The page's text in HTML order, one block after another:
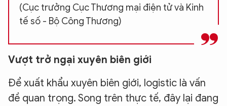
(Cục trưởng Cục Thương mại điện tử và Kinh
tế số - Bộ Công Thương)
Vượt trở ngại xuyên biên giới
Để xuất khẩu xuyên biên giới, logistic là vấn
đề quan trọng. Song trên thực tế, đây lại đang